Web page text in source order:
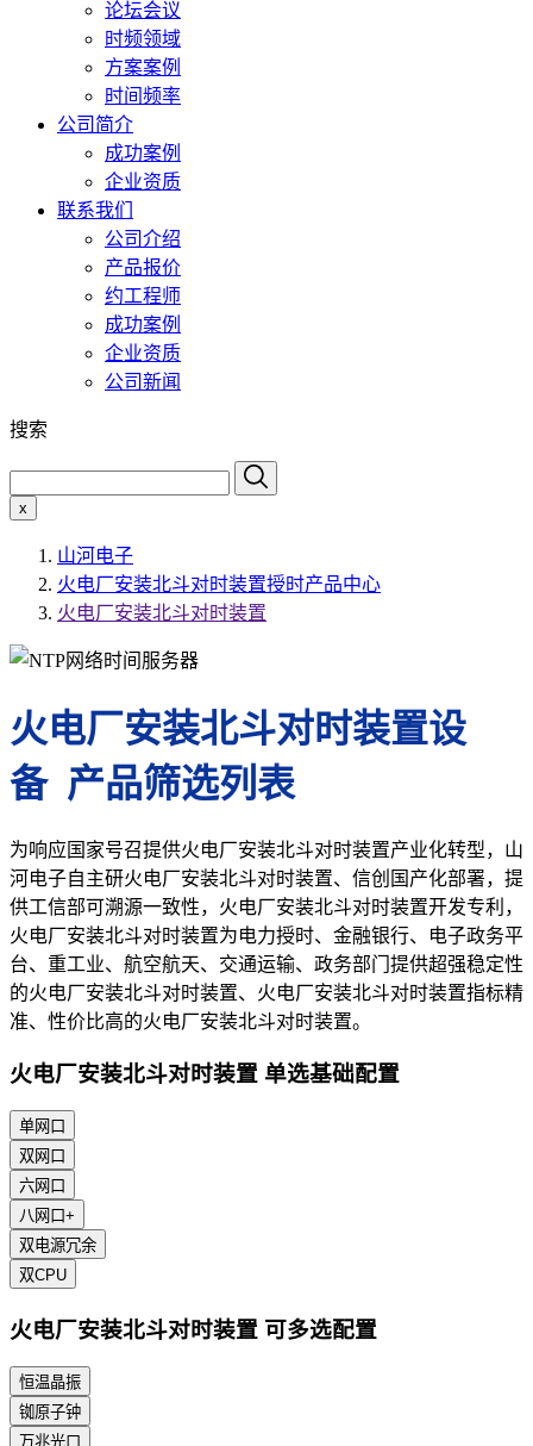
论坛会议
时频领域
方案案例
时间频率
公司简介
成功案例
企业资质
联系我们
公司介绍
产品报价
约工程师
成功案例
企业资质
公司新闻
搜索
x
山河电子
火电厂安装北斗对时装置授时产品中心
火电厂安装北斗对时装置
火电厂安装北斗对时装置设
备 产品筛选列表
为响应国家号召提供火电厂安装北斗对时装置产业化转型，山
河电子自主研火电厂安装北斗对时装置、信创国产化部署，提
供工信部可溯源一致性，火电厂安装北斗对时装置开发专利，
火电厂安装北斗对时装置为电力授时、金融银行、电子政务平
台、重工业、航空航天、交通运输、政务部门提供超强稳定性
的火电厂安装北斗对时装置、火电厂安装北斗对时装置指标精
准、性价比高的火电厂安装北斗对时装置。
火电厂安装北斗对时装置 单选基础配置
单网口
双网口
六网口
八网口+
双电源冗余
双CPU
火电厂安装北斗对时装置 可多选配置
恒温晶振
铷原子钟
万兆光口